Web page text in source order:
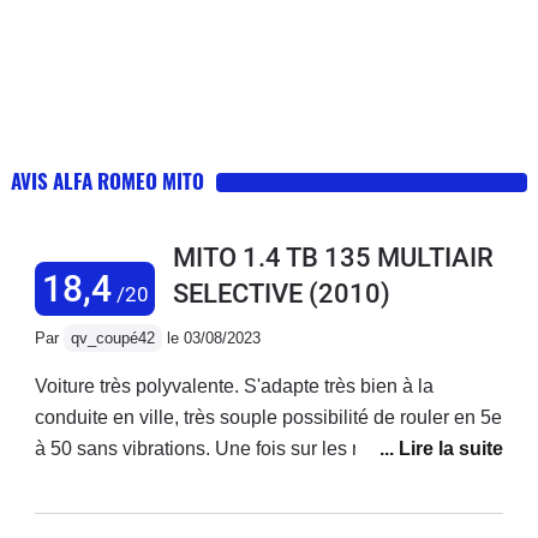
AVIS ALFA ROMEO MITO
18,4/20
MITO 1.4 TB 135 MULTIAIR
SELECTIVE (2010)
Par qv_coupé42 le 03/08/2023
Voiture très polyvalente. S'adapte très bien à la
conduite en ville, très souple possibilité de rouler en 5e
à 50 sans vibrations. Une fois sur les routes de
voiture est imaginée pour cela. Tenue de route